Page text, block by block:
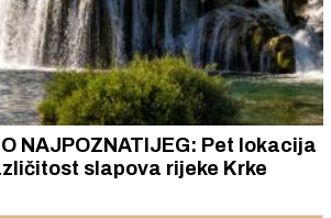
NAJPOZNATIJEG: Pet lokacija
slapova rijeke Krke